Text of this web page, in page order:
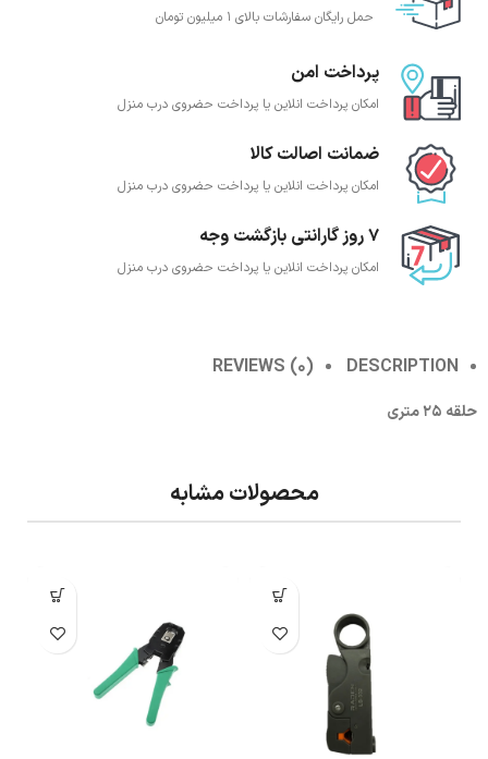
حمل رایگان سفارشات بالای 1 میلیون تومان
پرداخت امن
امکان پرداخت انلاین یا پرداخت حضروی درب منزل
ضمانت اصالت کالا
امکان پرداخت انلاین یا پرداخت حضروی درب منزل
7 روز گارانتی بازگشت وجه
امکان پرداخت انلاین یا پرداخت حضروی درب منزل
DESCRIPTION
REVIEWS (0)
حلقه 25 متری
محصولات مشابه